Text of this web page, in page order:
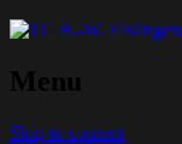
Menu
Skip to content